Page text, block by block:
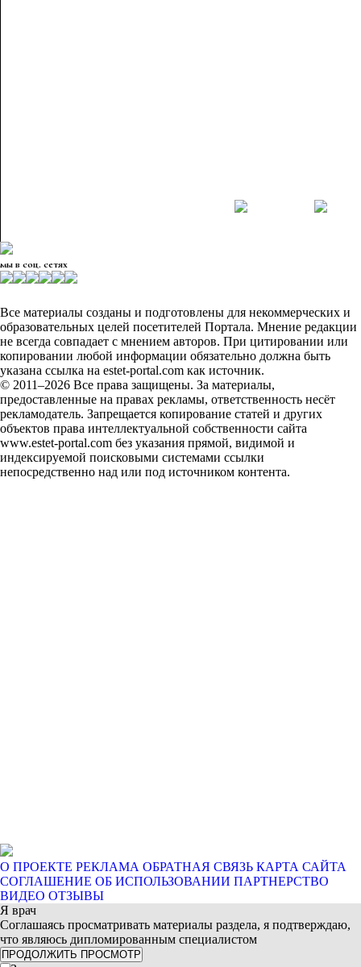
мы в соц. сетях
Все материалы созданы и подготовлены для некоммерческих и
образовательных целей посетителей Портала. Мнение редакции
не всегда совпадает с мнением авторов. При цитировании или
копировании любой информации обязательно должна быть
указана ссылка на estet-portal.com как источник.
© 2011–2026 Все права защищены. За материалы,
предоставленные на правах рекламы, ответственность несёт
рекламодатель. Запрещается копирование статей и других
объектов права интеллектуальной собственности сайта
www.estet-portal.com без указания прямой, видимой и
индексируемой поисковыми системами ссылки
непосредственно над или под источником контента.
О ПРОЕКТЕ РЕКЛАМА ОБРАТНАЯ СВЯЗЬ КАРТА САЙТА
СОГЛАШЕНИЕ ОБ ИСПОЛЬЗОВАНИИ ПАРТНЕРСТВО
ВИДЕО ОТЗЫВЫ
Я врач
Соглашаясь просматривать материалы раздела, я подтверждаю,
что являюсь дипломированным специалистом
ПРОДОЛЖИТЬ ПРОСМОТР